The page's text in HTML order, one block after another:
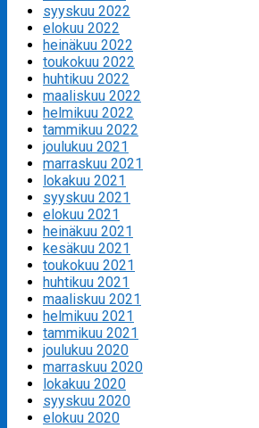
syyskuu 2022
elokuu 2022
heinäkuu 2022
toukokuu 2022
huhtikuu 2022
maaliskuu 2022
helmikuu 2022
tammikuu 2022
joulukuu 2021
marraskuu 2021
lokakuu 2021
syyskuu 2021
elokuu 2021
heinäkuu 2021
kesäkuu 2021
toukokuu 2021
huhtikuu 2021
maaliskuu 2021
helmikuu 2021
tammikuu 2021
joulukuu 2020
marraskuu 2020
lokakuu 2020
syyskuu 2020
elokuu 2020